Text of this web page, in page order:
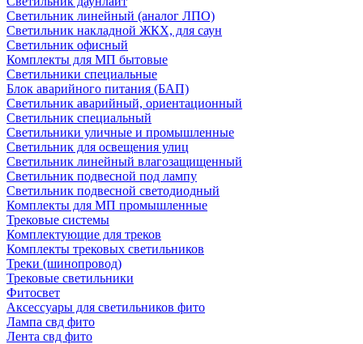
Светильник линейный (аналог ЛПО)
Светильник накладной ЖКХ, для саун
Светильник офисный
Комплекты для МП бытовые
Светильники специальные
Блок аварийного питания (БАП)
Светильник аварийный, ориентационный
Светильник специальный
Светильники уличные и промышленные
Светильник для освещения улиц
Светильник линейный влагозащищенный
Светильник подвесной под лампу
Светильник подвесной светодиодный
Комплекты для МП промышленные
Трековые системы
Комплектующие для треков
Комплекты трековых светильников
Треки (шинопровод)
Трековые светильники
Фитосвет
Аксессуары для светильников фито
Лампа свд фито
Лента свд фито